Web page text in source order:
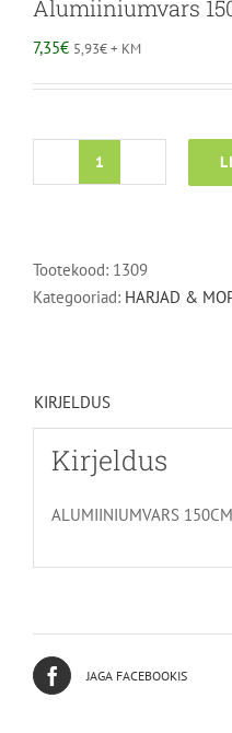
Alumiiniumvars
7,35€ 5,93€+ KM
Alumiiniumvars
Tootekood: 1309
Kategooriad: HARJAD &
KIRJELDUS
Kirjeldus
ALUMIINIUMVARS 150CM
JAGA FACEBOOKIS